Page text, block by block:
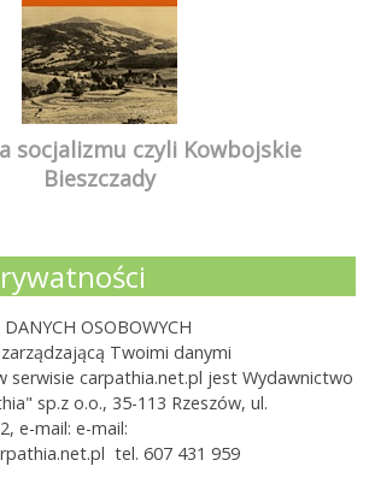
socjalizmu czyli Kowbojskie
Bieszczady
OSOBOWYCH
Twoimi danymi
serwisie carpathia.net.pl jest Wydawnictwo
sp.z o.o., 35-113 Rzeszów, ul.
e-mail: e-mail:
tel. 607 431 959